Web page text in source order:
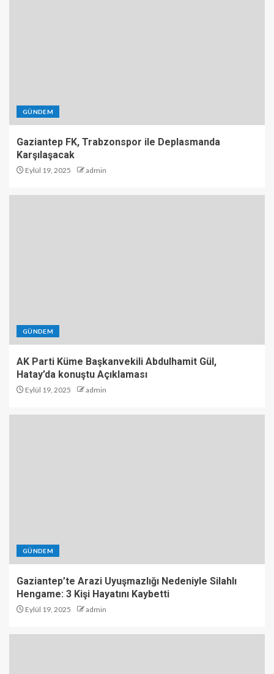
GÜNDEM
Gaziantep FK, Trabzonspor ile Deplasmanda
Karşılaşacak
Eylül 19, 2025 admin
GÜNDEM
AK Parti Küme Başkanvekili Abdulhamit Gül,
Hatay’da konuştu Açıklaması
Eylül 19, 2025 admin
GÜNDEM
Gaziantep’te Arazi Uyuşmazlığı Nedeniyle Silahlı
Hengame: 3 Kişi Hayatını Kaybetti
Eylül 19, 2025 admin